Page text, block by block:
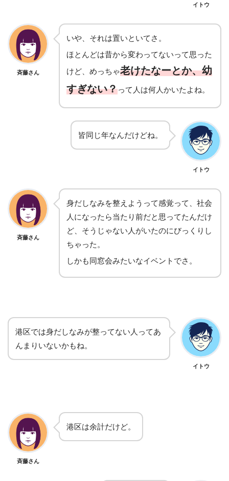
イトウ
斉藤さん
いや、それは置いといてさ。
ほとんどは昔から変わってないって思った
けど、めっちゃ老けたなーとか、幼
すぎない？って人は何人かいたよね。
皆同じ年なんだけどね。
イトウ
斉藤さん
身だしなみを整えようって感覚って、社会
人になったら当たり前だと思ってたんだけ
ど、そうじゃない人がいたのにびっくりし
ちゃった。
しかも同窓会みたいなイベントでさ。
港区では身だしなみが整ってない人ってあ
んまりいないかもね。
イトウ
斉藤さん
港区は余計だけど。